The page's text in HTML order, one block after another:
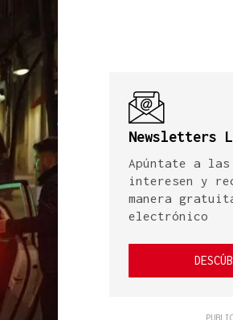
Newsletters
Apúntate a las
interesen y
manera
electrónico